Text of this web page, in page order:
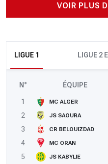
VOIR PLUS
LIGUE 1 LIGUE 2
N° ÉQUIPE
1 MC ALGER
2
JS SAOURA
3
CR BELOUIZDAD
4
MC ORAN
5
JS KABYLIE